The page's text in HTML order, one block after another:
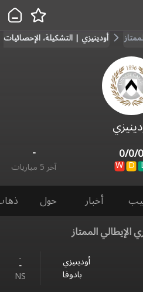
أودينيزي | التشكيلة، الإحصائيات
0/0/0
W D
-
آخر 5 مباريات
أخبار حول
الإيطالي الممتاز
--
NS
أودينيزي
بادوفا